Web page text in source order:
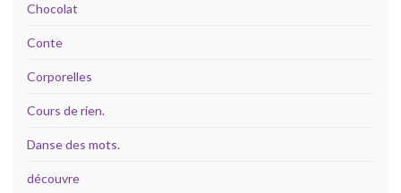
Chocolat
Conte
Corporelles
Cours de rien.
Danse des mots.
découvre